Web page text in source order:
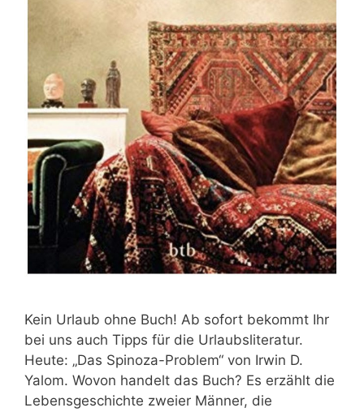
Kein Urlaub ohne Buch! Ab sofort bekommt Ihr
bei uns auch Tipps für die Urlaubsliteratur.
Heute: „Das Spinoza-Problem“ von Irwin D.
Yalom. Wovon handelt das Buch? Es erzählt die
Lebensgeschichte zweier Männer, die